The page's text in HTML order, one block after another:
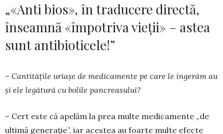
„«Anti bios», în traducere directă,
înseamnă «împotriva vieții» – astea
sunt antibioticele!”
– Cantitățile uriașe de me­di­camente pe care le in­gerăm au
și ele legătură cu bolile pancreasu­lui?
– Cert este că apelăm la prea multe medicamente „de
ultimă ge­ne­raţie”, iar acestea au foarte multe efecte